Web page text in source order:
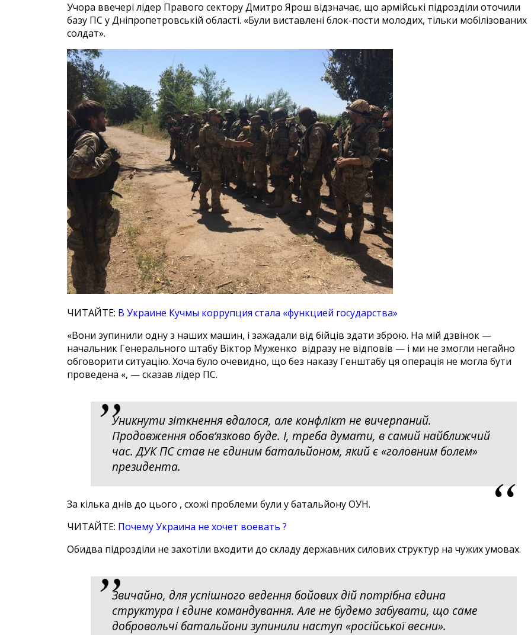
Учора ввечері лідер Правого сектору Дмитро Ярош відзначає, що армійські підрозділи оточили
базу ПС у Дніпропетровській області. «Були виставлені блок-пости молодих, тільки мобілізованих
солдат».
ЧИТАЙТЕ: В Украине Кучмы коpрупция стала «функцией государства»
«Вони зупинили одну з наших машин, і зажадали від бійців здати зброю. На мій дзвінок —
начальник Генерального штабу Віктор Муженко відразу не відповів — і ми не змогли негайно
обговорити ситуацію. Хоча було очевидно, що без наказу Генштабу ця операція не могла бути
проведена «, — сказав лідер ПС.
Уникнути зіткнення вдалося, але конфлікт не вичерпаний.
Продовження обов’язково буде. І, треба думати, в самий найближчий
час. ДУК ПС став не єдиним батальйоном, який є «головним болем»
президента.
За кілька днів до цього , схожі проблеми були у батальйону ОУН.
ЧИТАЙТЕ: Почему Украина нe хочет воевать ?
Обидва підрозділи не захотіли входити до складу державних силових структур на чужих умовах.
Звичайно, для успішного ведення бойових дій потрібна єдина
структура і єдине командування. Але не будемо забувати, що саме
добровольчі батальйони зупинили наступ «російської весни».